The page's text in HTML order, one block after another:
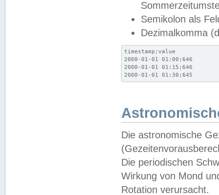
Semikolon als
Dezimalkomma
timestamp;value
2000-01-01 01:00;646
2000-01-01 01:15;646
2000-01-01 01:30;645
Die astronomische
Die periodischen
Wirkung von Mond
Rotation verursacht.